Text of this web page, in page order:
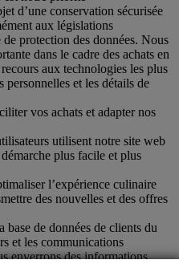
d’une conservation sécurisée
aux législations
protection des données. Nous
dans le cadre des achats en
aux technologies les plus
personnelles et les détails de
vos achats et adapter nos
utilisent notre site web
plus facile et plus
l’expérience culinaire
des nouvelles et des offres
base de données de clients du
et les communications
enverrons des informations